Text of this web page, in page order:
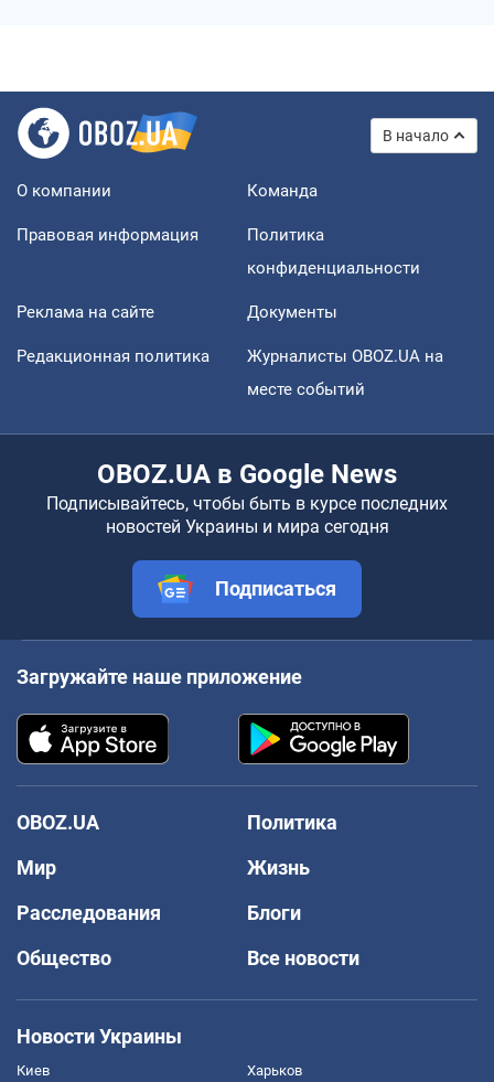
В начало
О компании Команда
Правовая информация
Политика
конфиденциальности
Реклама на сайте Документы
Редакционная политика
Журналисты OBOZ.UA на
месте событий
OBOZ.UA в Google News
Подписывайтесь, чтобы быть в курсе последних
новостей Украины и мира сегодня
Подписаться
Загружайте наше приложение
OBOZ.UA
Политика
Мир
Жизнь
Расследования
Блоги
Общество
Все новости
Новости Украины
Киев Харьков